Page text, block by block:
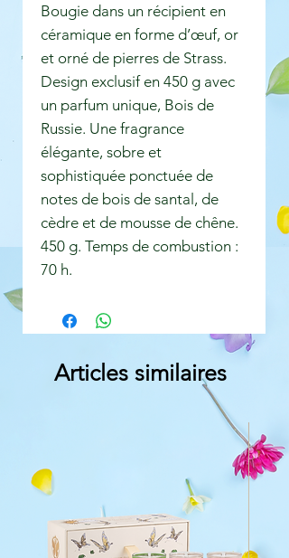
Bougie dans un récipient en
céramique en forme d’œuf, or
et orné de pierres de Strass.
Design exclusif en 450 g avec
un parfum unique, Bois de
Russie. Une fragrance
élégante, sobre et
sophistiquée ponctuée de
notes de bois de santal, de
cèdre et de mousse de chêne.
450 g. Temps de combustion :
70 h.
Articles similaires